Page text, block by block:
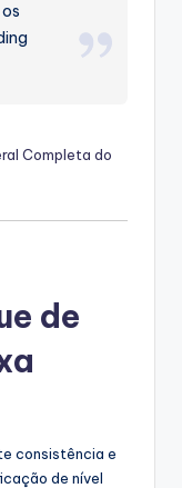
Completa do
de
consistência e
de nível